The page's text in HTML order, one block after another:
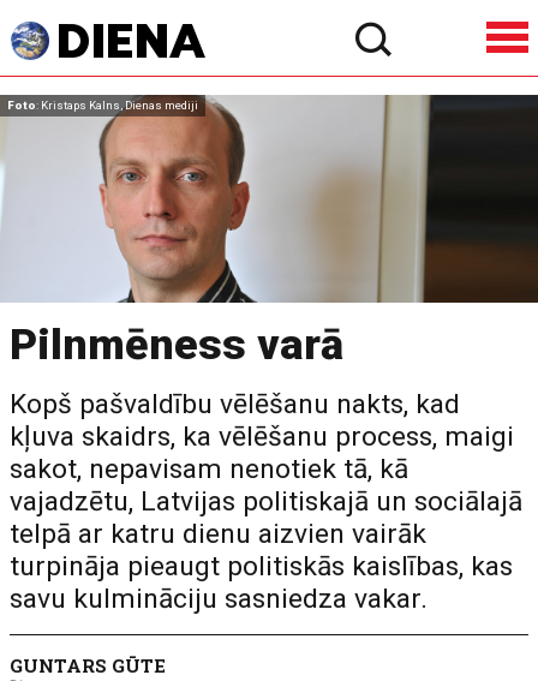
Foto: Kristaps Kalns, Dienas mediji
Pilnmēness varā
Kopš pašvaldību vēlēšanu nakts, kad
kļuva skaidrs, ka vēlēšanu process, maigi
sakot, nepavisam nenotiek tā, kā
vajadzētu, Latvijas politiskajā un sociālajā
telpā ar katru dienu aizvien vairāk
turpināja pieaugt politiskās kaislības, kas
savu kulmināciju sasniedza vakar.
GUNTARS GŪTE